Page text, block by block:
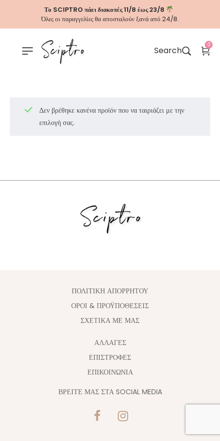
Το SCIPTRO πάει διακοπές 11/8 έως 23/8
Όλες οι παραγγελίες θα αποσταλούν ξανά από 24/8.
Search
0
Δεν βρέθηκε κανένα προϊόν που να ταιριάζει με την
επιλογή σας.
ΠΟΛΙΤΙΚΗ ΑΠΟΡΡΗΤΟΥ
ΟΡΟΙ & ΠΡΟΫΠΟΘΕΣΕΙΣ
ΣΧΕΤΙΚΑ ΜΕ ΜΑΣ
ΑΛΛΑΓΈΣ
ΕΠΙΣΤΡΟΦΕΣ
ΕΠΙΚΟΙΝΩΝΙΑ
ΒΡΕΙΤΕ ΜΑΣ ΣΤΑ SOCIAL MEDIA